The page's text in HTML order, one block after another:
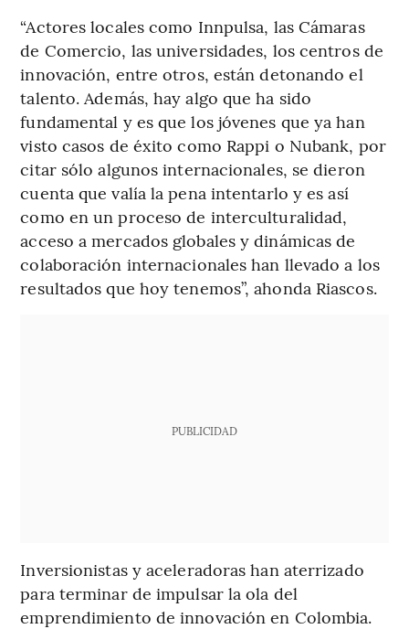
“Actores locales como Innpulsa, las Cámaras
de Comercio, las universidades, los centros de
innovación, entre otros, están detonando el
talento. Además, hay algo que ha sido
fundamental y es que los jóvenes que ya han
visto casos de éxito como Rappi o Nubank, por
citar sólo algunos internacionales, se dieron
cuenta que valía la pena intentarlo y es así
como en un proceso de interculturalidad,
acceso a mercados globales y dinámicas de
colaboración internacionales han llevado a los
resultados que hoy tenemos”, ahonda Riascos.
PUBLICIDAD
Inversionistas y aceleradoras han aterrizado
para terminar de impulsar la ola del
emprendimiento de innovación en Colombia.